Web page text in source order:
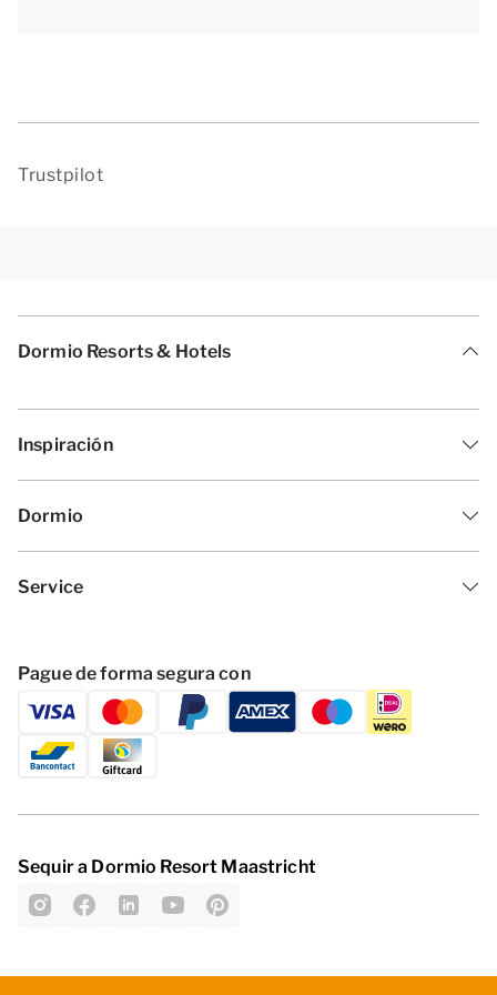
Trustpilot
Dormio Resorts & Hotels
Inspiración
Dormio
Service
Pague de forma segura con
Sequir a Dormio Resort Maastricht